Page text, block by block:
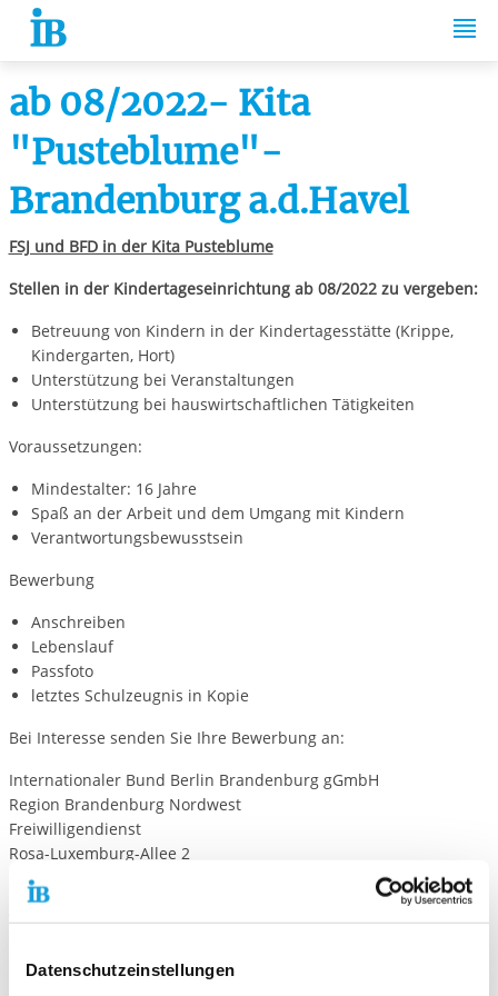
Datenschutzeinstellungen
Springe zum Inhalt
ab 08/2022- Kita
"Pusteblume"-
Brandenburg a.d.Havel
FSJ und BFD in der Kita Pusteblume
Stellen in der Kindertageseinrichtung ab 08/2022 zu vergeben:
Betreuung von Kindern in der Kindertagesstätte (Krippe,
Kindergarten, Hort)
Unterstützung bei Veranstaltungen
Unterstützung bei hauswirtschaftlichen Tätigkeiten
Voraussetzungen:
Mindestalter: 16 Jahre
Spaß an der Arbeit und dem Umgang mit Kindern
Verantwortungsbewusstsein
Bewerbung
Anschreiben
Lebenslauf
Passfoto
letztes Schulzeugnis in Kopie
Bei Interesse senden Sie Ihre Bewerbung an:
Internationaler Bund Berlin Brandenburg gGmbH
Region Brandenburg Nordwest
Freiwilligendienst
Rosa-Luxemburg-Allee 2
14772 Brandenburg an der Havel
Telefon: 03381 – 730 44 17
Oder per E-Mail an: freiwilligendienste-brandenburg@ib.de